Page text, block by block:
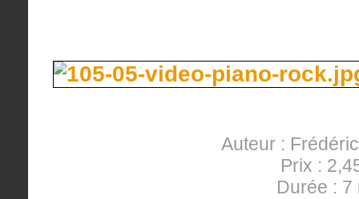
Auteur :
Prix :
Durée : 7